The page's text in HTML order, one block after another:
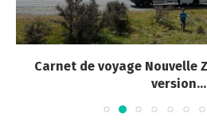
Carnet de voyage Nouvelle
version...